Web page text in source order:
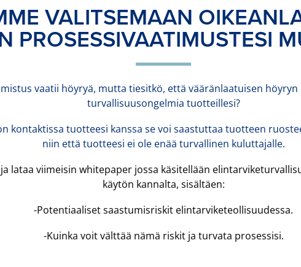
VALITSEMAAN
PROSESSIVAATIMUSTESI
vaatii höyryä, mutta tiesitkö, että vääränlaatuisen
turvallisuusongelmia tuotteillesi?
kontaktissa tuotteesi kanssa se voi saastuttaa tuotteen
niin että tuotteesi ei ole enää turvallinen kuluttajalle.
lataa viimeisin whitepaper jossa käsitellään
käytön kannalta, sisältäen:
-Potentiaaliset saastumisriskit elintarviketeollisuudessa.
-Kuinka voit välttää nämä riskit ja turvata prosessisi.